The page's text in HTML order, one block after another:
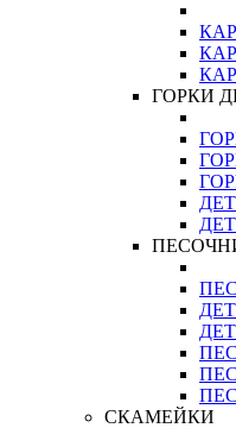
ГОРКИ
СКАМЕЙКИ